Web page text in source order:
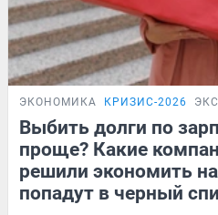
ЭКОНОМИКА КРИЗИС-2026
Выбить долги по
проще? Какие
решили экономить
попадут в черный